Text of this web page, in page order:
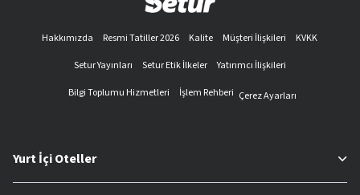
Hakkımızda Resmi Tatiller 2026 Kalite Müşteri İlişkileri
KVKK
Setur Yayınları
Setur Etik İlkeler
Yatırımcı İlişkileri
Bilgi Toplumu Hizmetleri
İşlem Rehberi Çerez Ayarları
Yurt İçi Oteller